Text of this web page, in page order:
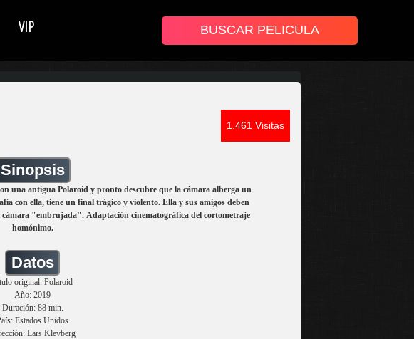
VIP
1.461 Visitas
Sinopsis
una antigua Polaroid y pronto descubre que la cámara alberga un
con ella, tiene un final trágico y violento. Ella y sus amigos deben
"embrujada". Adaptación cinematográfica del cortometraje
homónimo.
Datos
original: Polaroid
Año: 2019
Duración: 88 min.
Estados Unidos
Lars Klevberg